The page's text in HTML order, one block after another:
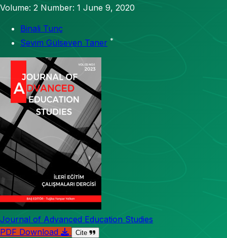
Volume: 2 Number: 1 June 9, 2020
Binali Tunç
Sevim Gülseven Taner *
Journal of Advanced Education Studies
PDF Download
Cite